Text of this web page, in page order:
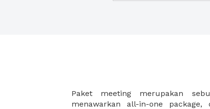
Paket meeting merupakan
menawarkan all-in-one
malam, dan juga coffee break
Paket meeting ini cocok untuk